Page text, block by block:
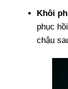
Khôi
phục
chậu